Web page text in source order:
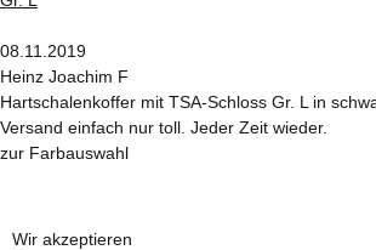
08.11.2019
Heinz Joachim F
Hartschalenkoffer mit TSA-Schloss Gr. L in
Versand einfach nur toll. Jeder Zeit wieder.
zur Farbauswahl
Wir akzeptieren